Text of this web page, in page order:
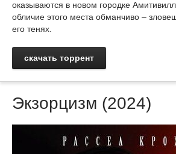
оказываются в новом городке
обличие этого места обманчиво –
его тенях.
скачать торрент
Экзорцизм (2024)